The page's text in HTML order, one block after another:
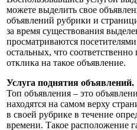
можете выделить свое
объявлений рубрики и
за время существования
просматриваются
остальных, что
отклика на такое объявление.
Услуга поднятия объявлений.
Топ объявления – это
находятся на самом верху
в своей рубрике в течение
времени. Такое расположение